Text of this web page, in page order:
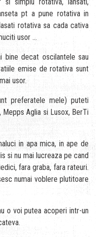
pt a pune rotativa in
rotativa sa cada cativa
usor …
bine decat oscilantele sau
emise de rotativa sunt
usor.
preferatele mele) puteti
Aglia si Lusox, BerTi
in apa mica, in ape de
si nu mai lucreaza pe cand
fara graba, fara rateuri.
numai voblere plutitoare
o voi putea acoperi intr-un